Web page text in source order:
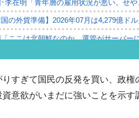
李在明「青年層の雇用状況が悪い。せ
国の外貨準備】2026年07月は4,279億ド
ここは北朝鮮なのか。選管がサーバー
は「中国と同じく」投資に不適格な国だ。
銀行』が「金の保有量を増やします」
りすぎて国民の反発を買い、政
意欲がいまだに強いことを示す